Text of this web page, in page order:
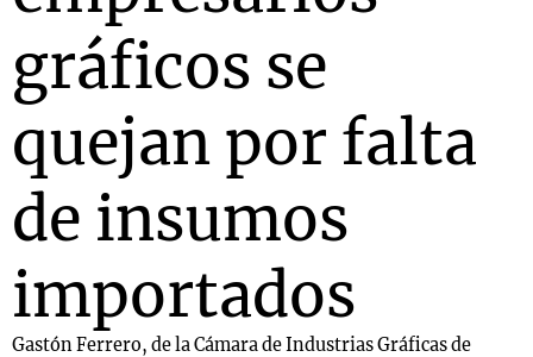
gráficos se
quejan por falta
de insumos
importados
Gastón Ferrero, de la Cámara de Industrias Gráficas de